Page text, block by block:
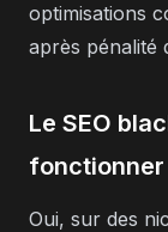
optimisations
après pénalité
Le SEO
Oui, sur des